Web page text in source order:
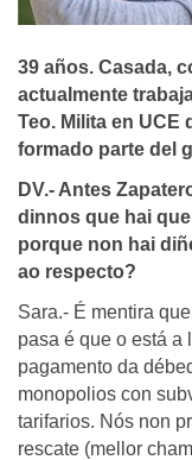
39 años. Casada,
actualmente
Teo. Milita en UCE
formado parte del
DV.- Antes
dinnos que hai
porque non hai
ao respecto?
Sara.- É mentira
pasa é que o está a
pagamento da
monopolios con
tarifarios. Nós non
rescate (mellor